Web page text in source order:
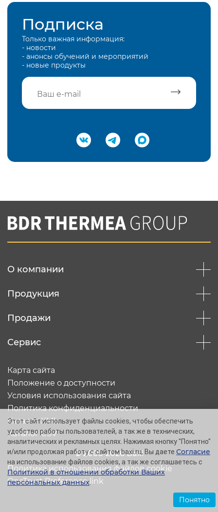
Подписка
Только важная информация:
- новости
- анонсы обучений и мероприятий
- новые продукты
Подтвердить e-mail
Вы соглашаетесь с нашей политикой
конфеденциальности
О компании
Продукция
Продажи
Сервис
© 2005-2026 Baxi
Карта сайта
Положение о доступности
Условия использования сайта
Политика конфиденциальности
Каталог XML
Каталог CSV
Политика использования файлов cookie
OneTrust Preference link
Этот сайт использует файлы cookies, чтобы обеспечить
удобство работы пользователей, а так же в технических,
аналитических и рекламных целях. Нажимая кнопку "Понятно"
и/или продолжая работу с сайтом baxi.ru, Вы даете Согласие
на использование файлов cookies, а так же соглашаетесь с
Политикой в отношении обработки Ваших
персональных данных.
Понятно